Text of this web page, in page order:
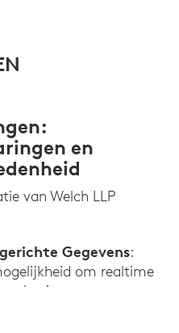
en
van Welch LLP
Gegevens:
om realtime
basis van